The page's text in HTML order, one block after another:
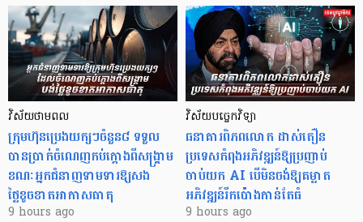
វិស័យថាមពល
ក្រុមហ៊ុនប្រេងយក្សៗចំនួន៨ ទទួល
បានប្រាក់ចំណេញកប់ក្តោងពីសង្គ្រាម
ខណៈអ្នកជំនាញទាមទារឱ្យសង
ថ្លៃខូចខាតអាកាសធាតុ
9 hours ago
វិស័យបច្ចេកវិទ្យា
ធនាគារពិភពលោក ដាស់តឿន
ប្រទេសកំពុងអភិវឌ្ឍន៍ឱ្យប្រញាប់
ចាប់យក AI បើមិនចង់ឱ្យគម្លាត
អភិវឌ្ឍន៍រីកប៉ោងកាន់តែធំ
9 hours ago